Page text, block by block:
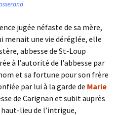
jugée néfaste de sa mère,
menait une vie déréglée, elle
abbesse de St-Loup
à l’autorité de l’abbesse par
et sa fortune pour son frère
par lui à la garde de Marie
de Carignan et subit auprès
haut-lieu de l’intrigue,